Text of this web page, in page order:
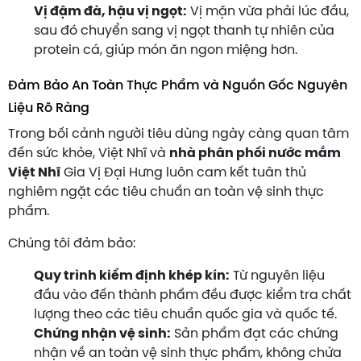
Vị đậm đà, hậu vị ngọt: Vị mặn vừa phải lúc đầu,
sau đó chuyển sang vị ngọt thanh tự nhiên của
protein cá, giúp món ăn ngon miệng hơn.
Đảm Bảo An Toàn Thực Phẩm và Nguồn Gốc Nguyên
Liệu Rõ Ràng
Trong bối cảnh người tiêu dùng ngày càng quan tâm
đến sức khỏe, Việt Nhĩ và nhà phân phối nước mắm
Việt Nhĩ Gia Vị Đại Hưng luôn cam kết tuân thủ
nghiêm ngặt các tiêu chuẩn an toàn vệ sinh thực
phẩm.
Chúng tôi đảm bảo:
Quy trình kiểm định khép kín: Từ nguyên liệu
đầu vào đến thành phẩm đều được kiểm tra chất
lượng theo các tiêu chuẩn quốc gia và quốc tế.
Chứng nhận vệ sinh: Sản phẩm đạt các chứng
nhận về an toàn vệ sinh thực phẩm, không chứa